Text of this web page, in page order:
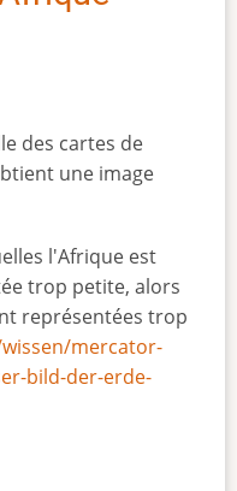
des cartes de
une image
l'Afrique est
trop petite, alors
représentées trop
mercator-
bild-der-erde-